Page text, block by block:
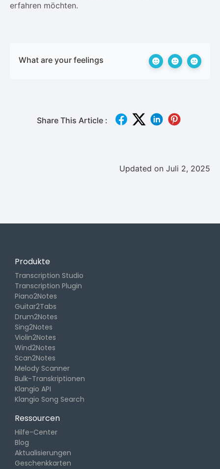
erfahren möchten.
What are your feelings
Share This Article :
Updated on Juli 2, 2025
Produkte
Transcription Studio
Transcription Plugin
Piano2Notes
Guitar2Tabs
Drum2Notes
Sing2Notes
Violin2Notes
Wind2Notes
Scan2Notes
Melody Scanner
Bulk-Transkriptionen
Klangio API
Klangio Song Search
Ressourcen
Hilfe-Center
Blog
Aktualisierungen
Geschenkkarten